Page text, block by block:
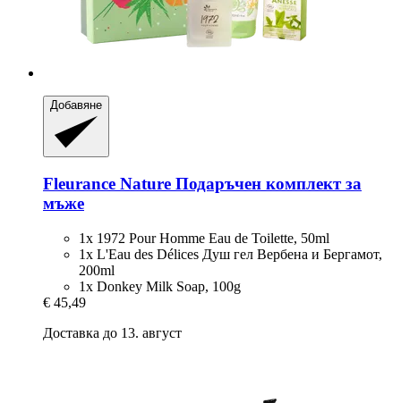
Добавяне
Fleurance Nature Подаръчен комплект за
мъже
1x 1972 Pour Homme Eau de Toilette, 50ml
1x L'Eau des Délices Душ гел Вербена и Бергамот,
200ml
1x Donkey Milk Soap, 100g
€ 45,49
Доставка до 13. август